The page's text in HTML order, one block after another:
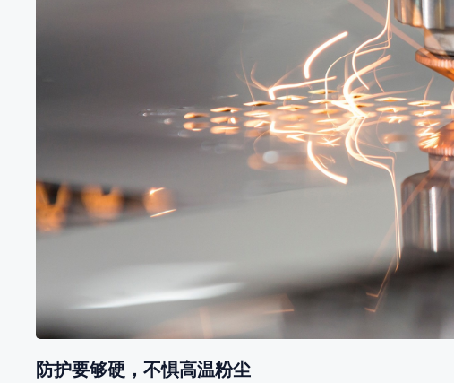
的耐久性、稳定性要求高得离谱。尤其是作为操控核心的工控触摸
防护要够硬，不惧高温粉尘